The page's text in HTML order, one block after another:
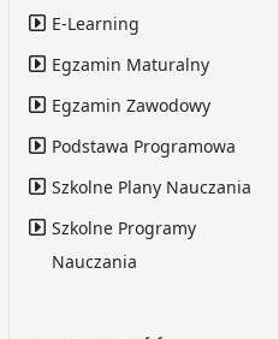
E-Learning
Egzamin Maturalny
Egzamin Zawodowy
Podstawa Programowa
Szkolne Plany Nauczania
Szkolne Programy
Nauczania